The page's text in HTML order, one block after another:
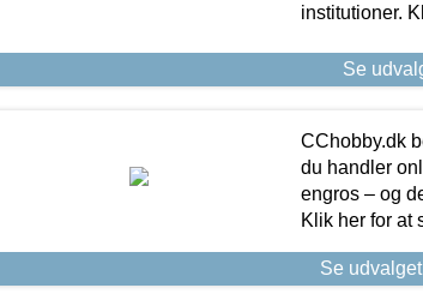
institutioner.
Se
CChobby.dk
du handler
engros – og
Klik her for at
Se